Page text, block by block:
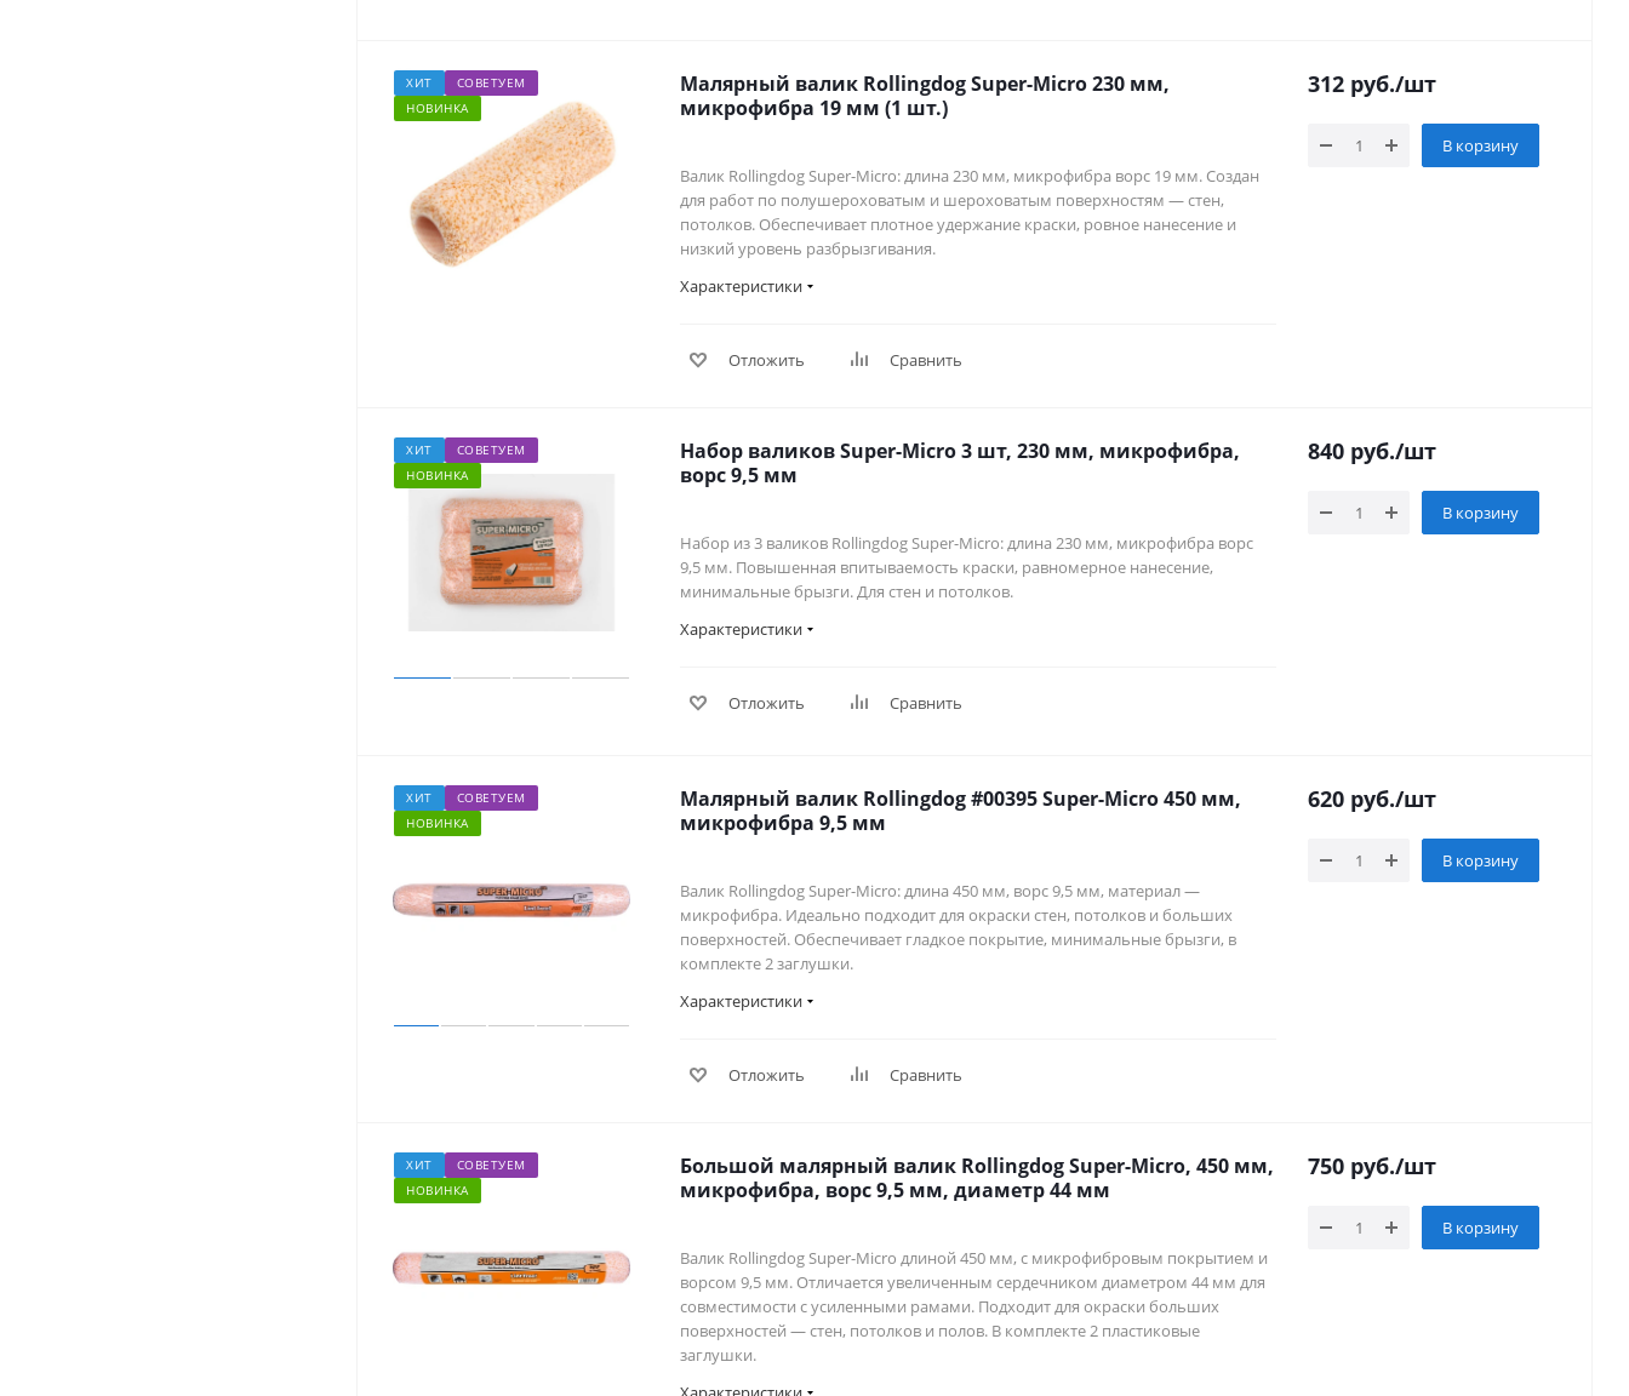
ХИТ
СОВЕТУЕМ
НОВИНКА
Малярный валик Rollingdog Super-Micro 230 мм,
микрофибра 19 мм (1 шт.)
Валик Rollingdog Super-Micro: длина 230 мм, микрофибра ворс 19 мм. Создан
для работ по полушероховатым и шероховатым поверхностям — стен,
потолков. Обеспечивает плотное удержание краски, ровное нанесение и
низкий уровень разбрызгивания.
Характеристики
Отложить Сравнить
312 руб./шт
В корзину
ХИТ
СОВЕТУЕМ
НОВИНКА
Набор валиков Super-Micro 3 шт, 230 мм, микрофибра,
ворс 9,5 мм
Набор из 3 валиков Rollingdog Super-Micro: длина 230 мм, микрофибра ворс
9,5 мм. Повышенная впитываемость краски, равномерное нанесение,
минимальные брызги. Для стен и потолков.
Характеристики
Отложить Сравнить
840 руб./шт
В корзину
ХИТ
СОВЕТУЕМ
НОВИНКА
Малярный валик Rollingdog #00395 Super-Micro 450 мм,
микрофибра 9,5 мм
Валик Rollingdog Super-Micro: длина 450 мм, ворс 9,5 мм, материал —
микрофибра. Идеально подходит для окраски стен, потолков и больших
поверхностей. Обеспечивает гладкое покрытие, минимальные брызги, в
комплекте 2 заглушки.
Характеристики
Отложить Сравнить
620 руб./шт
В корзину
ХИТ
СОВЕТУЕМ
НОВИНКА
Большой малярный валик Rollingdog Super-Micro, 450 мм,
микрофибра, ворс 9,5 мм, диаметр 44 мм
Валик Rollingdog Super-Micro длиной 450 мм, с микрофибровым покрытием и
ворсом 9,5 мм. Отличается увеличенным сердечником диаметром 44 мм для
совместимости с усиленными рамами. Подходит для окраски больших
поверхностей — стен, потолков и полов. В комплекте 2 пластиковые
заглушки.
750 руб./шт
В корзину